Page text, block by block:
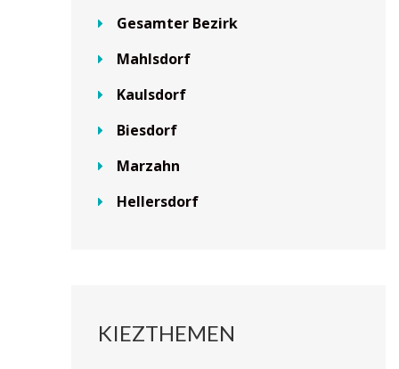
Gesamter Bezirk
Mahlsdorf
Kaulsdorf
Biesdorf
Marzahn
Hellersdorf
KIEZTHEMEN